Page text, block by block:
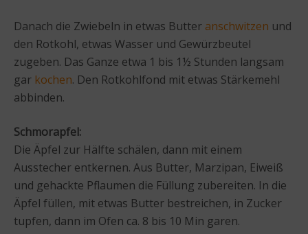
Danach die Zwiebeln in etwas Butter anschwitzen und
den Rotkohl, etwas Wasser und Gewürzbeutel
zugeben. Das Ganze etwa 1 bis 1½ Stunden langsam
gar kochen. Den Rotkohlfond mit etwas Stärkemehl
abbinden.
Schmorapfel:
Die Äpfel zur Hälfte schälen, dann mit einem
Ausstecher entkernen. Aus Butter, Marzipan, Eiweiß
und gehackte Pflaumen die Füllung zubereiten. In die
Äpfel füllen, mit etwas Butter bestreichen, in Zucker
tupfen, dann im Ofen ca. 8 bis 10 Min garen.